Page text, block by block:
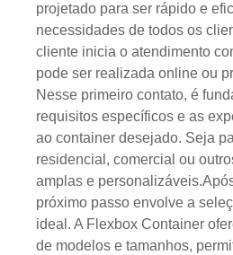
projetado para ser rápido e
necessidades de todos os
cliente inicia o atendimento
pode ser realizada online ou
Nesse primeiro contato, é
requisitos específicos e as
ao container desejado. Seja
residencial, comercial ou
amplas e
próximo passo envolve a
ideal. A Flexbox Container
de modelos e tamanhos,